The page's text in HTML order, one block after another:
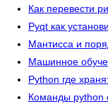
Как перевести
Pyqt как
Мантисса и
Машинное
Python где
Команды python